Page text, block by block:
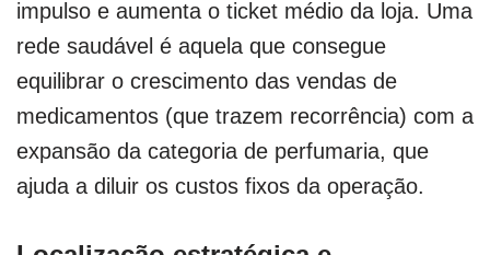
impulso e aumenta o ticket médio da loja. Uma
rede saudável é aquela que consegue
equilibrar o crescimento das vendas de
medicamentos (que trazem recorrência) com a
expansão da categoria de perfumaria, que
ajuda a diluir os custos fixos da operação.